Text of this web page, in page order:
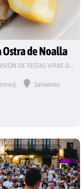
Ostra de Noalla
ASOCIACIÓN COMISIÓN DE FESTAS VIRXE DO CARME
Sanxenxo